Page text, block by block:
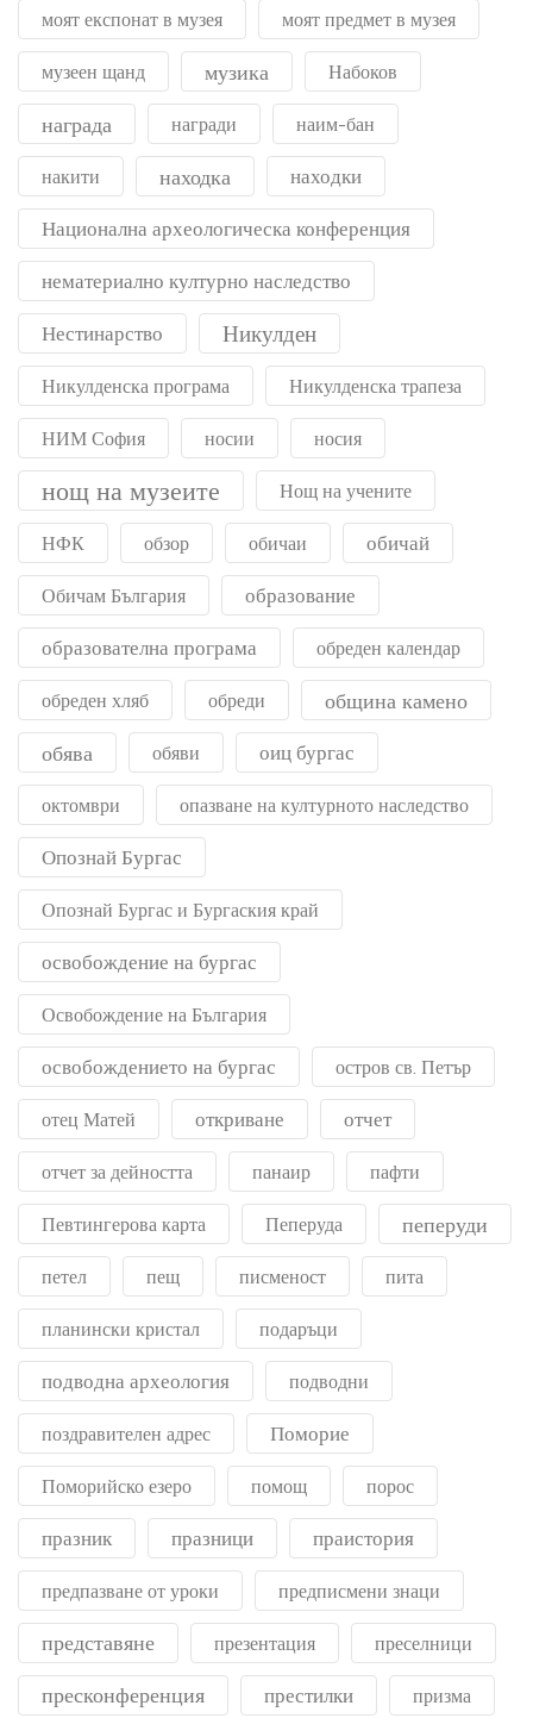
моят експонат в музея моят предмет в музея
музеен щанд музика Набоков
награда награди наим-бан
накити находка находки
Национална археологическа конференция
нематериално културно наследство
Нестинарство Никулден
Никулденска програма Никулденска трапеза
НИМ София носии носия
нощ на музеите Нощ на учените
НФК обзор обичаи обичай
Обичам България образование
образователна програма обреден календар
обреден хляб обреди
община камено
обява
обяви оиц бургас
октомври опазване на културното наследство
Опознай Бургас
Опознай Бургас и Бургаския край
освобождение на бургас
Освобождение на България
освобождението на бургас остров св. Петър
отец Матей откриване отчет
отчет за дейността панаир пафти
Певтингерова карта Пеперуда пеперуди
петел пещ писменост пита
планински кристал подаръци
подводна археология подводни
поздравителен адрес Поморие
Поморийско езеро помощ порос
празник празници праистория
предпазване от уроки предписмени знаци
представяне презентация преселници
пресконференция престилки призма